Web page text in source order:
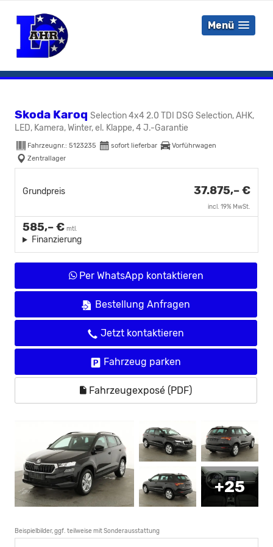
Menü
Skoda Karoq Selection 4x4 2.0 TDI DSG Selection, AHK,
LED, Kamera, Winter, el. Klappe, 4 J.-Garantie
Fahrzeugnr.: 5123235 sofort lieferbar
Vorführwagen
Zentrallager
Grundpreis 37.875,– €
incl. 19% MwSt.
585,– € mtl.
Finanzierung
Per WhatsApp kontaktieren
Bestellung Anfragen
Jetzt kontaktieren
Fahrzeug parken
Fahrzeugexposé (PDF)
+25
Beispielbilder, ggf. teilweise mit Sonderausstattung